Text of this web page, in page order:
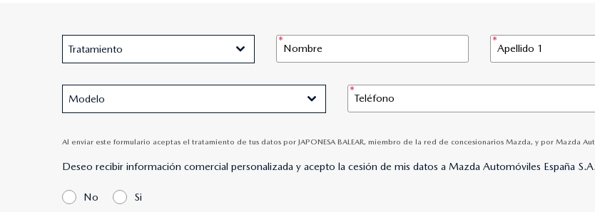
Tratamiento
Modelo
Al enviar este formulario aceptas el tratamiento de tus datos por JAPONESA BALEAR, miembro de la red de concesionarios Mazda, y por Mazda
Deseo recibir información comercial personalizada y acepto la cesión de mis datos a Mazda Automóviles España S.A.
No Si